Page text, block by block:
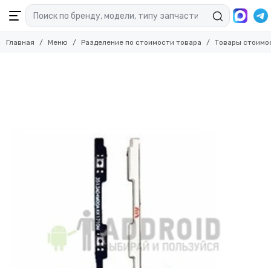
Главная Меню Разделение по стоимости товара Товары